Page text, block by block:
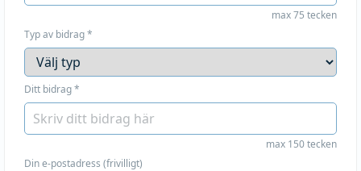
max 75 tecken
Typ av bidrag*
Ditt bidrag*
max 150 tecken
Din e-postadress (frivilligt)